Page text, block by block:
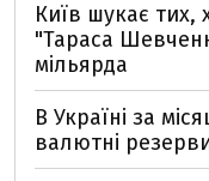
Київ шукає тих,
"Тараса
мільярда
В Україні за
валютні